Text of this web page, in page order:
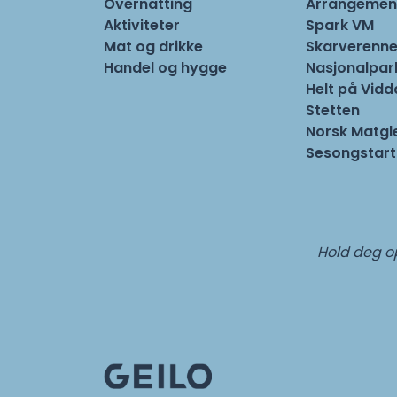
Aktiviteter
Mat og drikke
Handel og hygge
Spark VM
Helt på
Stetten
Norsk
Hold deg